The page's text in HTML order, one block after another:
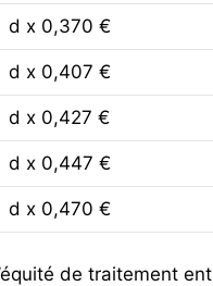
d x 0,370 €
d x 0,407 €
d x 0,427 €
d x 0,447 €
d x 0,470 €
de traitement